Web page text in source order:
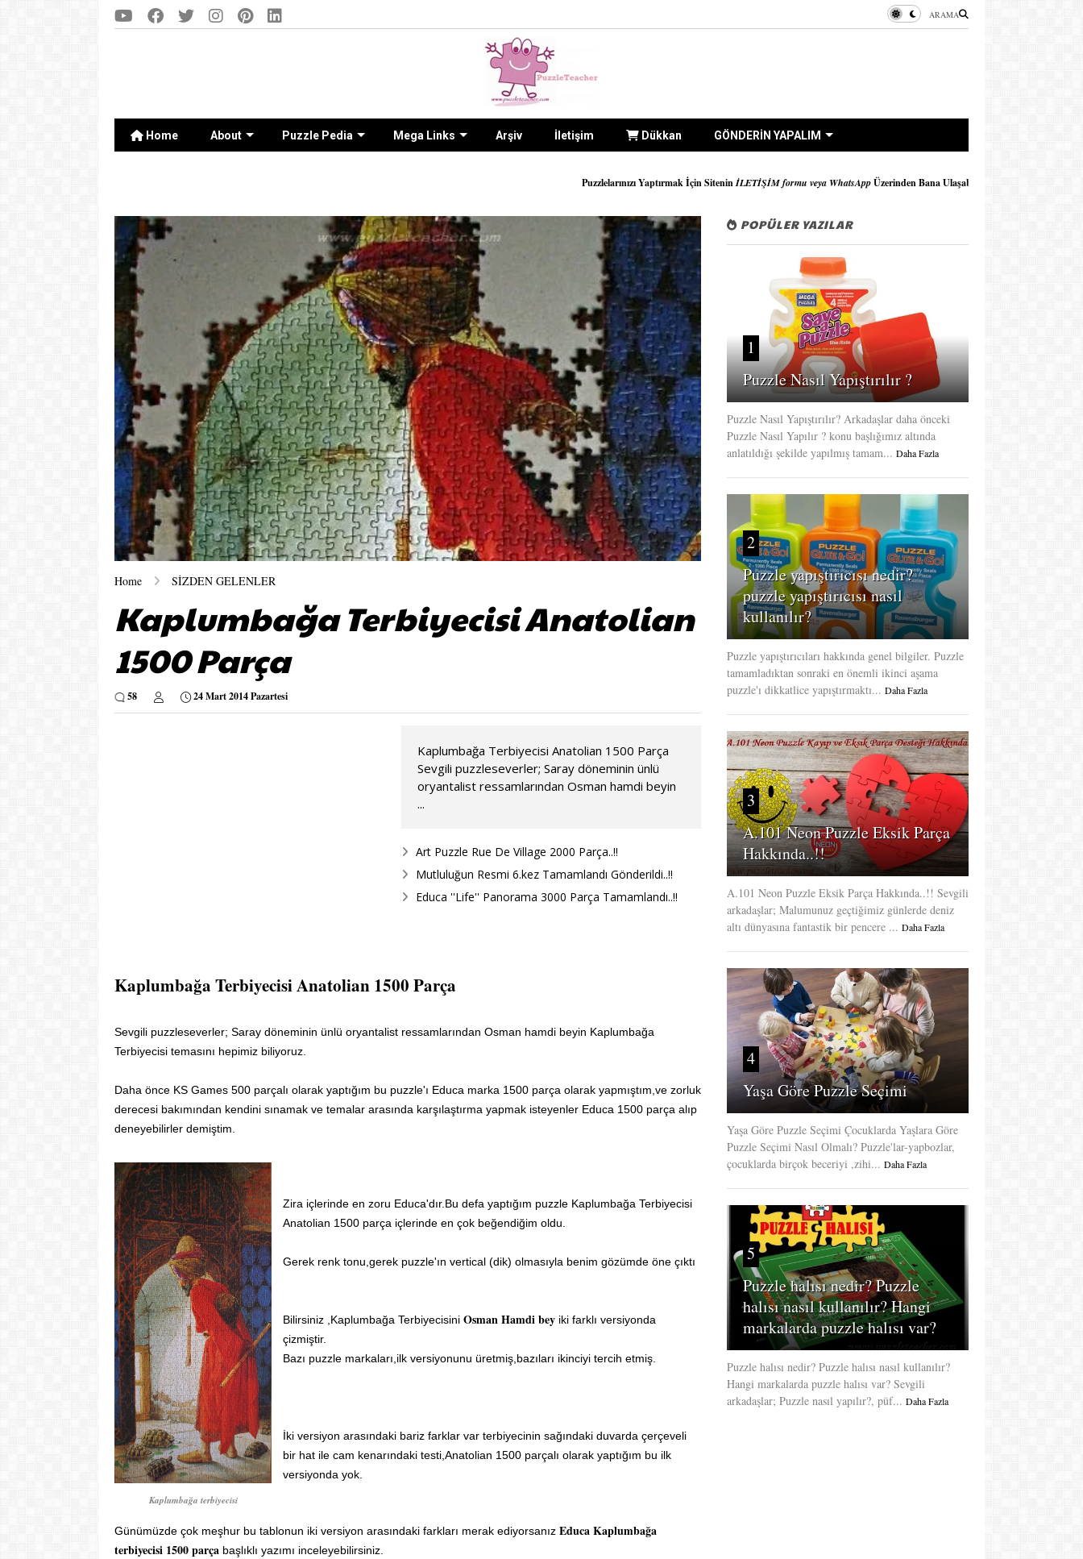
ARAMA
Home About Puzzle Pedia Mega Links Arşiv İletişim Dükkan GÖNDERİN YAPALIM
Puzzlelarınızı Yaptırmak İçin SiteninİLETİŞİM formu veya WhatsAppÜzerinden Bana Ulaşabilirsiniz..!!
Home SİZDEN GELENLER
Kaplumbağa Terbiyecisi Anatolian
1500 Parça
58 24 Mart 2014 Pazartesi
Kaplumbağa Terbiyecisi Anatolian 1500 Parça
Sevgili puzzleseverler; Saray döneminin ünlü
oryantalist ressamlarından Osman hamdi beyin
...
Art Puzzle Rue De Village 2000 Parça..!!
Mutluluğun Resmi 6.kez Tamamlandı Gönderildi..!!
Educa ''Life'' Panorama 3000 Parça Tamamlandı..!!
Kaplumbağa Terbiyecisi Anatolian 1500 Parça
Sevgili puzzleseverler; Saray döneminin ünlü oryantalist ressamlarından Osman hamdi beyin Kaplumbağa
Terbiyecisi temasını hepimiz biliyoruz.
Daha önce KS Games 500 parçalı olarak yaptığım bu puzzle'ı Educa marka 1500 parça olarak yapmıştım,ve zorluk
derecesi bakımından kendini sınamak ve temalar arasında karşılaştırma yapmak isteyenler Educa 1500 parça alıp
deneyebilirler demiştim.
Kaplumbağa terbiyecisi
Zira içlerinde en zoru Educa'dır.Bu defa yaptığım puzzle Kaplumbağa Terbiyecisi
Anatolian 1500 parça içlerinde en çok beğendiğim oldu.
Gerek renk tonu,gerek puzzle'ın vertical (dik) olmasıyla benim gözümde öne çıktı
Bilirsiniz ,Kaplumbağa Terbiyecisini Osman Hamdi bey iki farklı versiyonda
çizmiştir.
Bazı puzzle markaları,ilk versiyonunu üretmiş,bazıları ikinciyi tercih etmiş.
İki versiyon arasındaki bariz farklar var terbiyecinin sağındaki duvarda çerçeveli
bir hat ile cam kenarındaki testi,Anatolian 1500 parçalı olarak yaptığım bu ilk
versiyonda yok.
Günümüzde çok meşhur bu tablonun iki versiyon arasındaki farkları merak ediyorsanız Educa Kaplumbağa
terbiyecisi 1500 parça başlıklı yazımı inceleyebilirsiniz.
POPÜLER YAZILAR
1
Puzzle Nasıl Yapıştırılır ?
Puzzle Nasıl Yapıştırılır? Arkadaşlar daha önceki
Puzzle Nasıl Yapılır ? konu başlığımız altında
anlatıldığı şekilde yapılmış tamam... Daha Fazla
2
Puzzle yapıştırıcısı nedir?
puzzle yapıştırıcısı nasıl
kullanılır?
Puzzle yapıştırıcıları hakkında genel bilgiler. Puzzle
tamamladıktan sonraki en önemli ikinci aşama
puzzle'ı dikkatlice yapıştırmaktı... Daha Fazla
3
A.101 Neon Puzzle Eksik Parça
Hakkında..!!
A.101 Neon Puzzle Eksik Parça Hakkında..!! Sevgili
arkadaşlar; Malumunuz geçtiğimiz günlerde deniz
altı dünyasına fantastik bir pencere ... Daha Fazla
4
Yaşa Göre Puzzle Seçimi
Yaşa Göre Puzzle Seçimi Çocuklarda Yaşlara Göre
Puzzle Seçimi Nasıl Olmalı? Puzzle'lar-yapbozlar,
çocuklarda birçok beceriyi ,zihi... Daha Fazla
5
Puzzle halısı nedir? Puzzle
halısı nasıl kullanılır? Hangi
markalarda puzzle halısı var?
Puzzle halısı nedir? Puzzle halısı nasıl kullanılır?
Hangi markalarda puzzle halısı var? Sevgili
arkadaşlar; Puzzle nasıl yapılır?, püf... Daha Fazla